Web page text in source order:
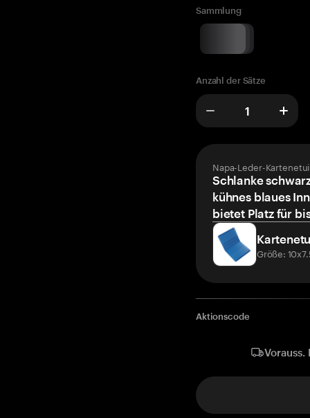
Sammlung
Anzahl der Sätze
Napa-Leder-
Schlanke
kühnes blaues
bietet Platz für
Größe:
Aktionscode